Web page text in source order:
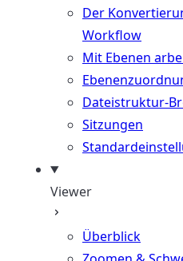
Der
Workflow
Mit Ebenen
Dateistruktur-
Sitzungen
Viewer
Überblick